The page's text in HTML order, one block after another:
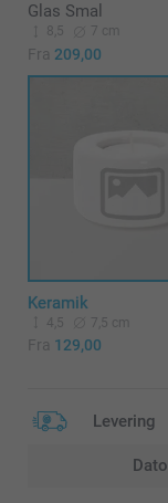
Glas Smal
8,5 7 cm
Fra 209,00
Keramik
4,5 7,5 cm
Fra 129,00
Levering
Dato